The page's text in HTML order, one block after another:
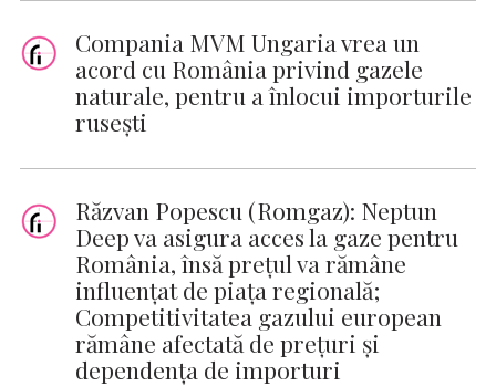
Compania MVM Ungaria vrea un
acord cu România privind gazele
naturale, pentru a înlocui importurile
rusești
Răzvan Popescu (Romgaz): Neptun
Deep va asigura acces la gaze pentru
România, însă prețul va rămâne
influențat de piața regională;
Competitivitatea gazului european
rămâne afectată de prețuri și
dependența de importuri